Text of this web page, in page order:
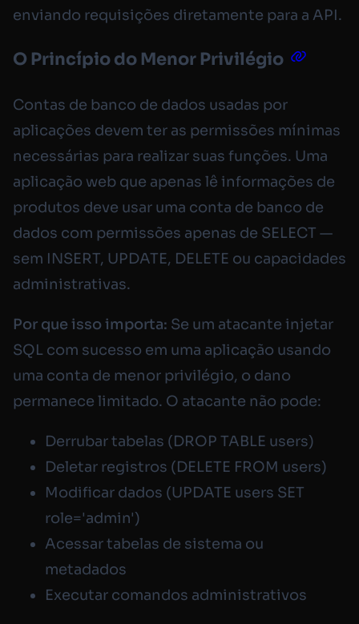
enviando requisições diretamente para a API.
O Princípio do Menor Privilégio
Contas de banco de dados usadas por
aplicações devem ter as permissões mínimas
necessárias para realizar suas funções. Uma
aplicação web que apenas lê informações de
produtos deve usar uma conta de banco de
dados com permissões apenas de SELECT —
sem INSERT, UPDATE, DELETE ou capacidades
administrativas.
Por que isso importa: Se um atacante injetar
SQL com sucesso em uma aplicação usando
uma conta de menor privilégio, o dano
permanece limitado. O atacante não pode:
Derrubar tabelas (DROP TABLE users)
Deletar registros (DELETE FROM users)
Modificar dados (UPDATE users SET
role='admin')
Acessar tabelas de sistema ou
metadados
Executar comandos administrativos